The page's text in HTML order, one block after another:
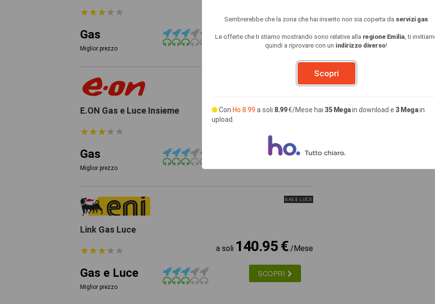
★★★★★
★★★★★
Gas
Miglior prezzo
SCOPRI
E.ON Gas e Luce Insieme
★★★★★
★★★★★
Gas
Miglior prezzo
SCOPRI
GAS E LUCE
Link Gas Luce
★★★★★
★★★★★ a soli 140.95 € /Mese
Gas e Luce
Miglior prezzo
SCOPRI
Sembrerebbe che la zona che hai inserito non sia coperta da servizi gas
Le offerte che ti stiamo mostrando sono relative alla regione Emilia , ti
quindi a riprovare con un indirizzo diverso!
Scopri
Con Ho 8.99 a soli 8.99€/Mese hai 35 Megain download e 3 Megain
upload.